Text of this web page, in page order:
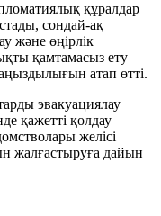
құралдар
сондай-ақ
және өңірлік
қамтамасыз ету
атап өтті.
эвакуациялау
қажетті қолдау
желісі
жалғастыруға дайын